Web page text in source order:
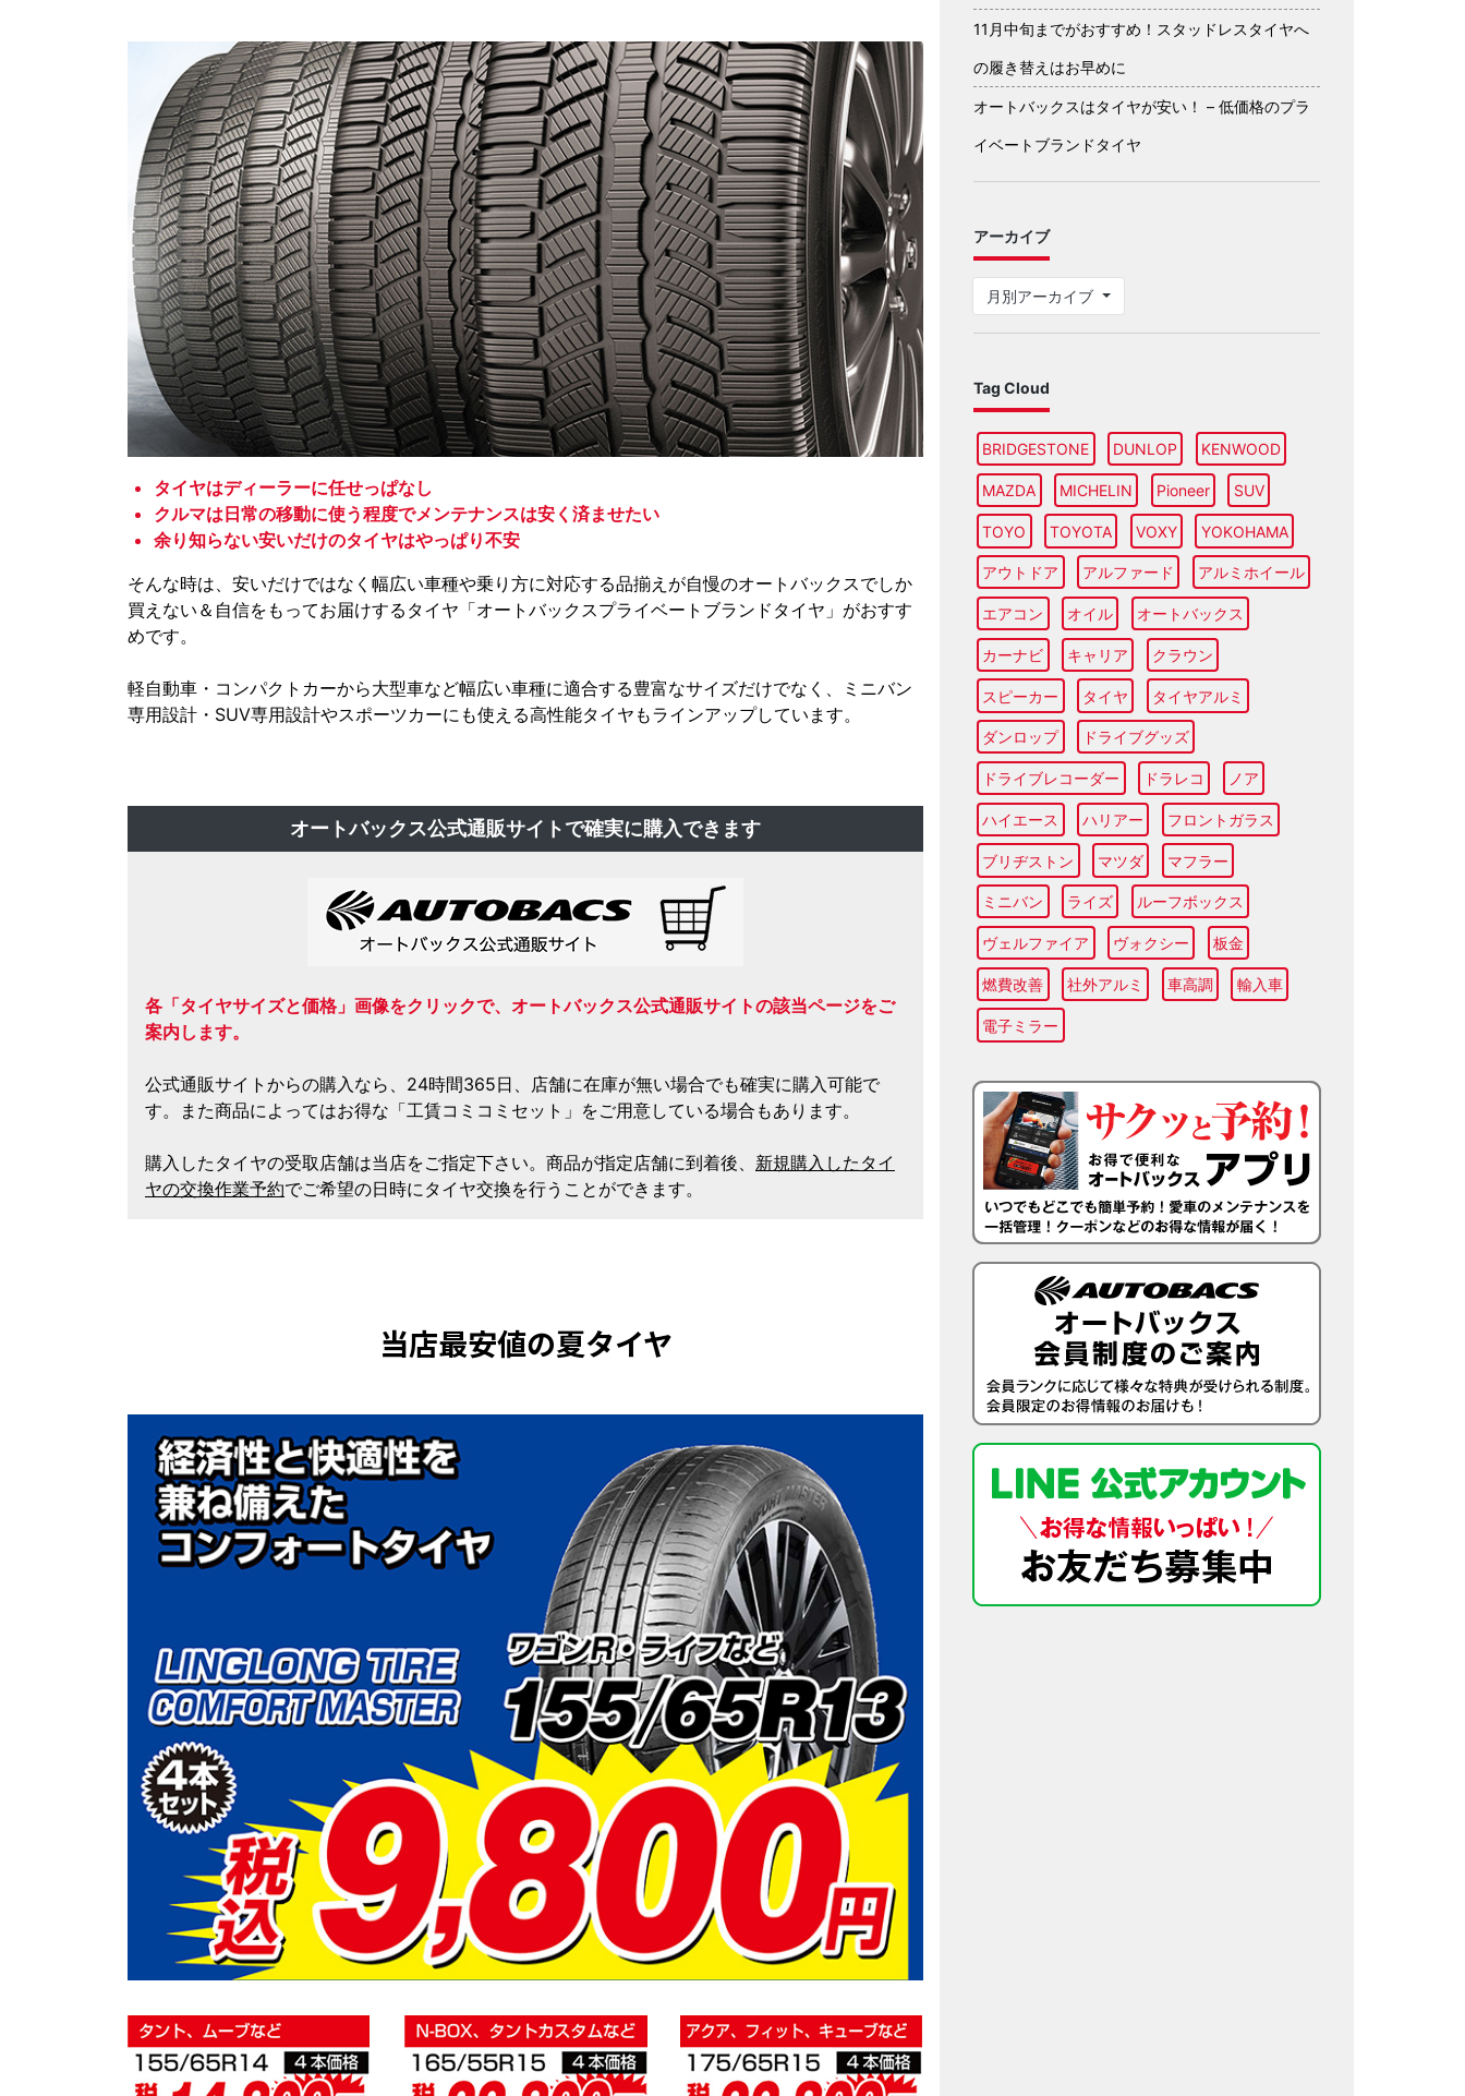
タイヤはディーラーに任せっぱなし
クルマは日常の移動に使う程度でメンテナンスは安く済ませたい
余り知らない安いだけのタイヤはやっぱり不安
そんな時は、安いだけではなく幅広い車種や乗り方に対応する品揃えが自慢のオートバックスでしか
買えない＆自信をもってお届けするタイヤ「オートバックスプライベートブランドタイヤ」がおすす
めです。
軽自動車・コンパクトカーから大型車など幅広い車種に適合する豊富なサイズだけでなく、ミニバン
専用設計・SUV専用設計やスポーツカーにも使える高性能タイヤもラインアップしています。
オートバックス公式通販サイトで確実に購入できます
各「タイヤサイズと価格」画像をクリックで、オートバックス公式通販サイトの該当ページをご
案内します。
公式通販サイトからの購入なら、24時間365日、店舗に在庫が無い場合でも確実に購入可能で
す。また商品によってはお得な「工賃コミコミセット」をご用意している場合もあります。
購入したタイヤの受取店舗は当店をご指定下さい。商品が指定店舗に到着後、 新規購入したタイ
ヤの交換作業予約でご希望の日時にタイヤ交換を行うことができます。
当店最安値の夏タイヤ
11月中旬までがおすすめ！スタッドレスタイヤへ
の履き替えはお早めに
オートバックスはタイヤが安い！ – 低価格のプラ
イベートブランドタイヤ
アーカイブ
月別アーカイブ
Tag Cloud
BRIDGESTONE DUNLOP KENWOOD
MAZDA MICHELIN Pioneer SUV
TOYO TOYOTA VOXY YOKOHAMA
アウトドア アルファード アルミホイール
エアコン オイル オートバックス
カーナビ キャリア クラウン
スピーカー タイヤ タイヤアルミ
ダンロップ ドライブグッズ
ドライブレコーダー ドラレコ ノア
ハイエース ハリアー フロントガラス
ブリヂストン マツダ マフラー
ミニバン ライズ ルーフボックス
ヴェルファイア ヴォクシー 板金
燃費改善 社外アルミ 車高調 輸入車
電子ミラー